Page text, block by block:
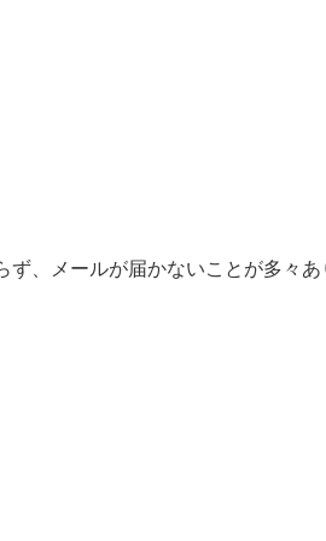
、メールが届かないことが多々あ